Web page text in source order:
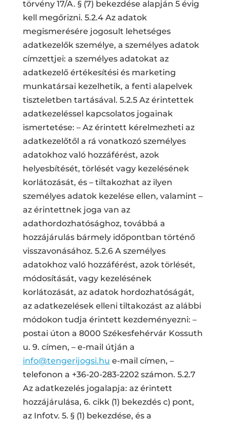
törvény 17/A. § (7) bekezdése alapján 5 évig
kell megőrizni. 5.2.4 Az adatok
megismerésére jogosult lehetséges
adatkezelők személye, a személyes adatok
címzettjei: a személyes adatokat az
adatkezelő értékesítési és marketing
munkatársai kezelhetik, a fenti alapelvek
tiszteletben tartásával. 5.2.5 Az érintettek
adatkezeléssel kapcsolatos jogainak
ismertetése: – Az érintett kérelmezheti az
adatkezelőtől a rá vonatkozó személyes
adatokhoz való hozzáférést, azok
helyesbítését, törlését vagy kezelésének
korlátozását, és – tiltakozhat az ilyen
személyes adatok kezelése ellen, valamint –
az érintettnek joga van az
adathordozhatósághoz, továbbá a
hozzájárulás bármely időpontban történő
visszavonásához. 5.2.6 A személyes
adatokhoz való hozzáférést, azok törlését,
módosítását, vagy kezelésének
korlátozását, az adatok hordozhatóságát,
az adatkezelések elleni tiltakozást az alábbi
módokon tudja érintett kezdeményezni: –
postai úton a 8000 Székesfehérvár Kossuth
u. 9. címen, – e-mail útján a
info@tengerijogsi.hu e-mail címen, –
telefonon a +36-20-283-2202 számon. 5.2.7
Az adatkezelés jogalapja: az érintett
hozzájárulása, 6. cikk (1) bekezdés c) pont,
az Infotv. 5. § (1) bekezdése, és a